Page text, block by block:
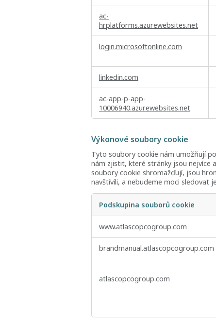
ac-
hrplatforms.azurewebsites.net
login.microsoftonline.com
linkedin.com
ac-app-p-app-
10006940.azurewebsites.net
Výkonové soubory cookie
Tyto soubory cookie nám umožňují
nám zjistit, které stránky jsou nejvíce
soubory cookie shromažďují, jsou
navštívili, a nebudeme moci sledovat
Výkonové
cookie
Podskupina souborů cookie
www.atlascopcogroup.com
brandmanual.atlascopcogroup.com
atlascopcogroup.com